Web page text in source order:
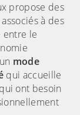
propose des
à des
entre le
mode
qui accueille
ont besoin